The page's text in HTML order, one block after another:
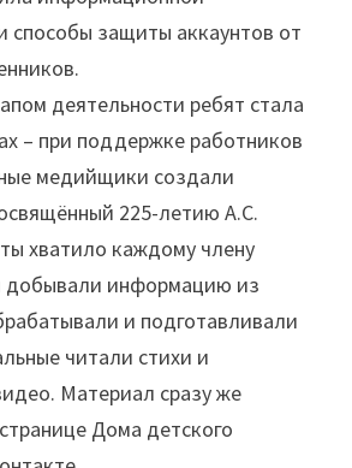
способы защиты аккаунтов от
деятельности ребят стала
– при поддержке работников
медийщики создали
225-летию А.С.
хватило каждому члену
добывали информацию из
и подготавливали
читали стихи и
Материал сразу же
Дома детского